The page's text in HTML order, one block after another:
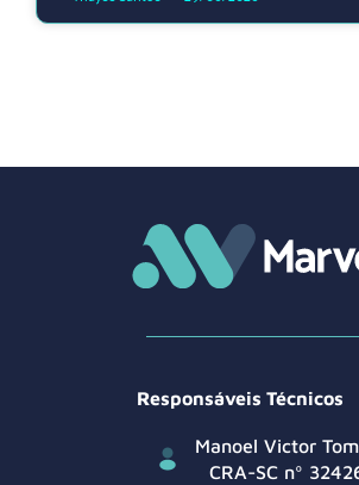
Responsáveis Técnicos
Manoel Victor
CRA-SC nº